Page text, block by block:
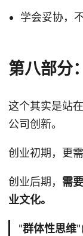
学会妥协，
第八部分
这个其实是站
公司创新。
创业初期，更需
创业后期， 需
业文化。
"群体性思维